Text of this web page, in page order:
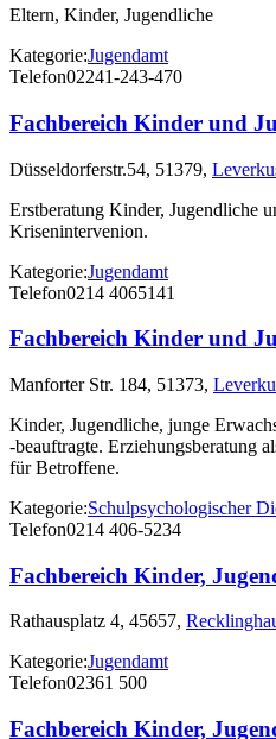
Eltern, Kinder, Jugendliche
Kategorie:Jugendamt
Telefon02241-243-470
Fachbereich Kinder und
Düsseldorferstr.54, 51379,
Erstberatung Kinder, Jugendliche
Krisenintervenion.
Kategorie:Jugendamt
Telefon0214 4065141
Fachbereich Kinder und
Manforter Str. 184, 51373,
Kinder, Jugendliche, junge
-beauftragte. Erziehungsberatung
für Betroffene.
Kategorie:Schulpsychologischer
Telefon0214 406-5234
Fachbereich Kinder,
Rathausplatz 4, 45657,
Kategorie:Jugendamt
Telefon02361 500
Fachbereich Kinder,